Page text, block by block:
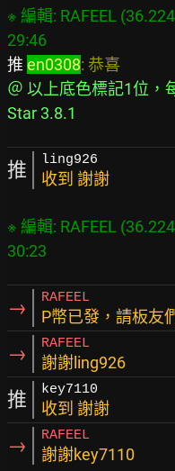
※ 編輯: RAFEEL
推 en0308:
＠ 以上底色標記1位，
Star 3.8.1
推 ling926
收到 謝謝
※ 編輯: RAFEEL
→ RAFEEL
P幣已發，請板友
→ RAFEEL
謝謝ling926
推 key7110
收到 謝謝
→ RAFEEL
謝謝key7110